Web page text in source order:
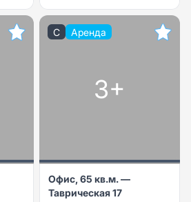
C Аренда
3+
Офис, 65 кв.м. —
Таврическая 17